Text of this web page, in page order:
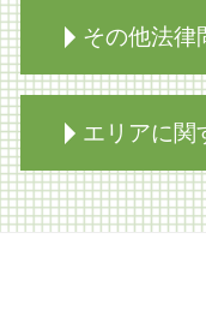
限定承認 弁護
相続 生前対策
限定承認 不動
家族信託 売買
相続 寄与分
生前対策 種類
その他法律
人身事故 慰謝
商取引 法律
医療過誤 時効
エリアに関
知財紛争 大阪